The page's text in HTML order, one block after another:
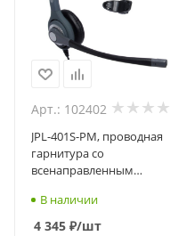
Арт.: 102402
JPL-401S-PM, проводная
гарнитура со
всенаправленным
разъем QD, один динамик
В наличии
4 345 ₽/шт